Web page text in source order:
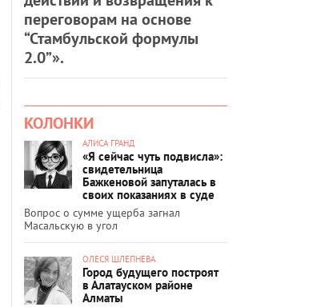
переговорам на основе
“Стамбульской формулы
2.0”».
КОЛОНКИ
АЛИСА ГРАНД
«Я сейчас чуть подвисла»:
свидетельница
Бажкеновой запуталась в
своих показаниях в суде
Вопрос о сумме ущерба загнал
Масальскую в угол
ОЛЕСЯ ШЛЕПНЕВА
Город будущего построят
в Алатауском районе
Алматы